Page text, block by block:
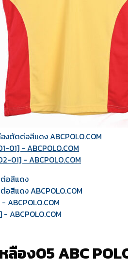
มด
สั้น
เงิน
ลือง05 ABC